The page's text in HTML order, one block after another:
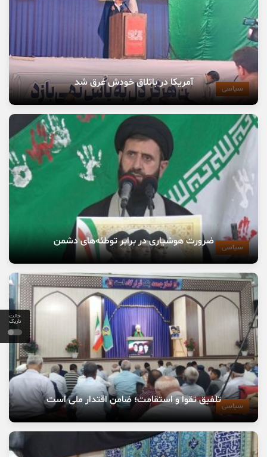
حالت
تاریک
سیاسی آمریکا در باتلاق خودش غرق شد
سیاسی ضرورت هوشیاری در برابر توطئه‌های دشمن
سیاسیتلفیق تقوا و استقامت؛ ضامن اقتدار ملی است